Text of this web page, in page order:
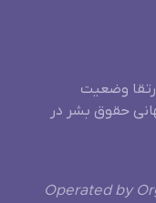
وضعیت
حقوق بشر در
Operated by